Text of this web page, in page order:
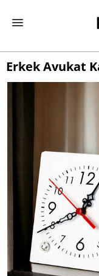
Erkek Avukat